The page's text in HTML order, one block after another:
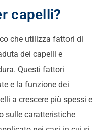
capelli?
che utilizza fattori di
dei capelli e
. Questi fattori
e la funzione dei
a crescere più spessi e
sulle caratteristiche